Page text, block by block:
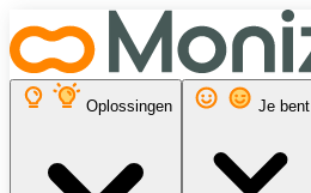
Oplossingen Je bent